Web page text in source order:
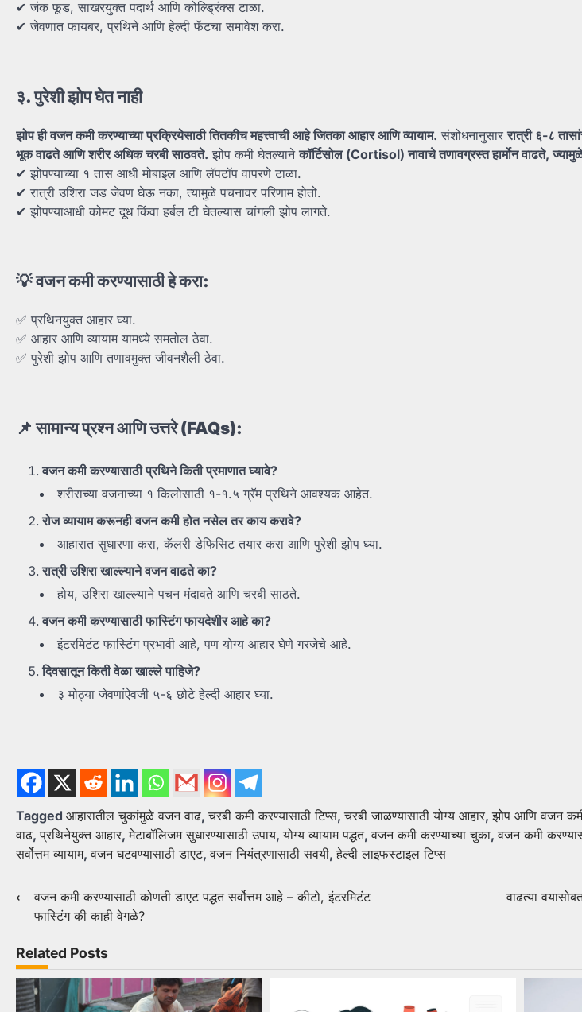
✔ जंक फूड, साखरयुक्त पदार्थ आणि कोल्ड्रिंक्स टाळा.
✔ जेवणात फायबर, प्रथिने आणि हेल्दी फॅटचा समावेश करा.
३.पुरेशीझोपघेतनाही
झोपहीवजनकमीकरण्याच्याप्रक्रियेसाठीतितकीचमहत्त्वाचीआहेजितकाआहारआणिव्यायाम. संशोधनानुसाररात्री ६-८
भूकवाढतेआणिशरीरअधिकचरबीसाठवते. झोप कमी घेतल्यानेकॉर्टिसोल (Cortisol)नावाचेतणावग्रस्तहार्मोनवाढते,
✔ झोपण्याच्या १ तास आधी मोबाइल आणि लॅपटॉप वापरणे टाळा.
✔ रात्री उशिरा जड जेवण घेऊ नका, त्यामुळे पचनावर परिणाम होतो.
✔ झोपण्याआधी कोमट दूध किंवा हर्बल टी घेतल्यास चांगली झोप लागते.
💡वजनकमीकरण्यासाठीहेकरा:
✅ प्रथिनयुक्त आहार घ्या.
✅ आहार आणि व्यायाम यामध्ये समतोल ठेवा.
✅ पुरेशी झोप आणि तणावमुक्त जीवनशैली ठेवा.
📌सामान्यप्रश्नआणिउत्तरे (FAQs):
वजनकमीकरण्यासाठीप्रथिनेकितीप्रमाणातघ्यावे?
शरीराच्या वजनाच्या १ किलोसाठी १-१.५ ग्रॅम प्रथिने आवश्यक आहेत.
रोजव्यायामकरूनहीवजनकमीहोतनसेलतरकायकरावे?
आहारात सुधारणा करा, कॅलरी डेफिसिट तयार करा आणि पुरेशी झोप घ्या.
रात्रीउशिराखाल्ल्यानेवजनवाढतेका?
होय, उशिरा खाल्ल्याने पचन मंदावते आणि चरबी साठते.
वजनकमीकरण्यासाठीफास्टिंगफायदेशीरआहेका?
इंटरमिटंट फास्टिंग प्रभावी आहे, पण योग्य आहार घेणे गरजेचे आहे.
दिवसातूनकितीवेळाखाल्लेपाहिजे?
३ मोठ्या जेवणांऐवजी ५-६ छोटे हेल्दी आहार घ्या.
Tagged आहारातील चुकांमुळे वजन वाढ,चरबी कमी करण्यासाठी टिप्स,चरबी जाळण्यासाठी योग्य आहार,झोप आणि वजन
वाढ,प्रथिनेयुक्त आहार,मेटाबॉलिजम सुधारण्यासाठी उपाय,योग्य व्यायाम पद्धत,वजन कमी करण्याच्या चुका,वजन कमी
सर्वोत्तम व्यायाम,वजन घटवण्यासाठी डाएट,वजन नियंत्रणासाठी सवयी,हेल्दी लाइफस्टाइल टिप्स
Post
navigation
⟵वजन कमी करण्यासाठी कोणती डाएट पद्धत सर्वोत्तम आहे – कीटो, इंटरमिटंट
फास्टिंग की काही वेगळे?
वाढत्या
Related Posts